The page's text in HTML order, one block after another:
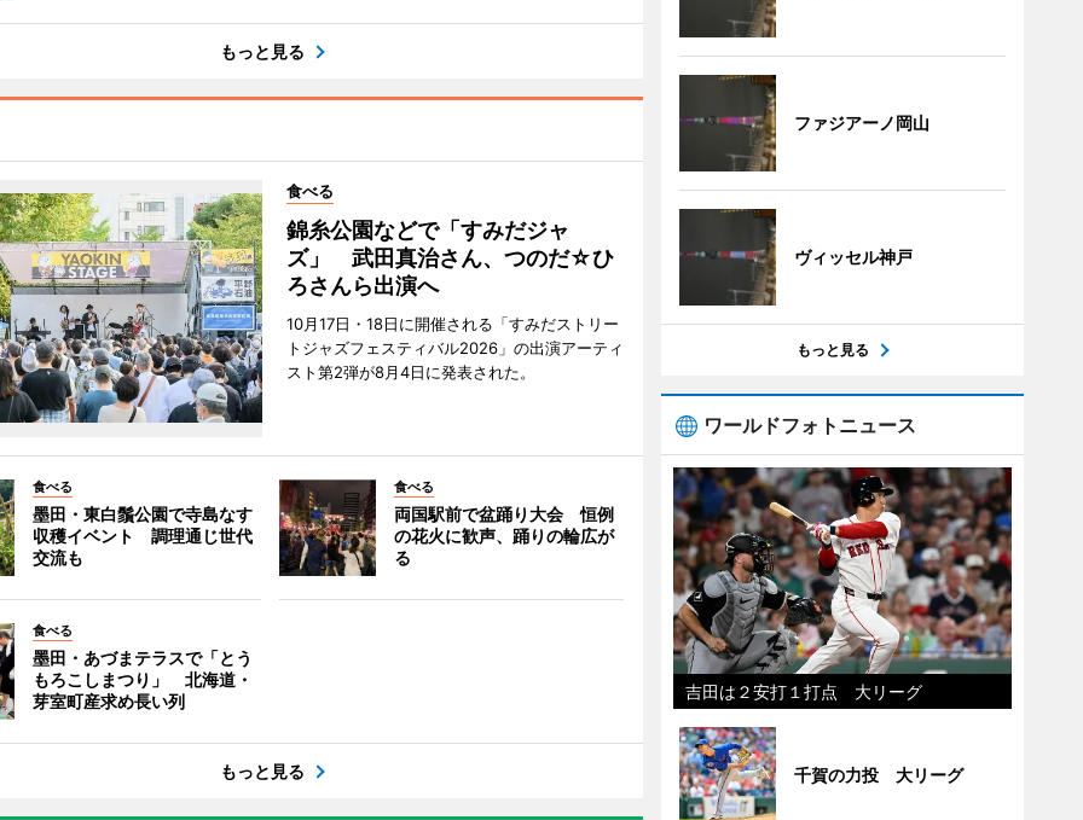
もっと見る
食べる
錦糸公園などで「すみだジャ
ズ」 武田真治さん、つのだ☆ひ
ろさんら出演へ
10月17日・18日に開催される「すみだストリー
トジャズフェスティバル2026」の出演アーティ
スト第2弾が8月4日に発表された。
食べる
墨田・東白鬚公園で寺島なす
収穫イベント 調理通じ世代
交流も
食べる
両国駅前で盆踊り大会 恒例
の花火に歓声、踊りの輪広が
る
食べる
墨田・あづまテラスで「とう
もろこしまつり」 北海道・
芽室町産求め長い列
もっと見る
ファジアーノ岡山
ヴィッセル神戸
もっと見る
ワールドフォトニュース
吉田は２安打１打点 大リーグ
千賀の力投 大リーグ